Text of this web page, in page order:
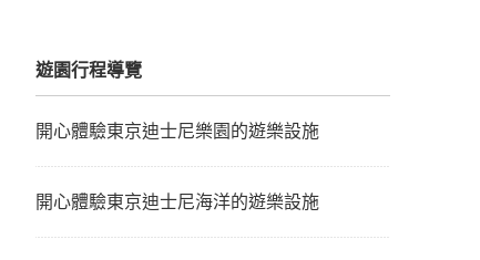
遊園行程導覽
開心體驗東京迪士尼樂園的遊樂設施
開心體驗東京迪士尼海洋的遊樂設施